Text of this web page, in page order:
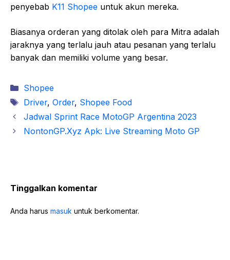
penyebab K11 Shopee untuk akun mereka.
Biasanya orderan yang ditolak oleh para Mitra adalah
jaraknya yang terlalu jauh atau pesanan yang terlalu
banyak dan memiliki volume yang besar.
Kategori
Shopee
Tag
Driver, Order, Shopee Food
Jadwal Sprint Race MotoGP Argentina 2023
NontonGP.Xyz Apk: Live Streaming Moto GP
Tinggalkan komentar
Anda harus masuk untuk berkomentar.